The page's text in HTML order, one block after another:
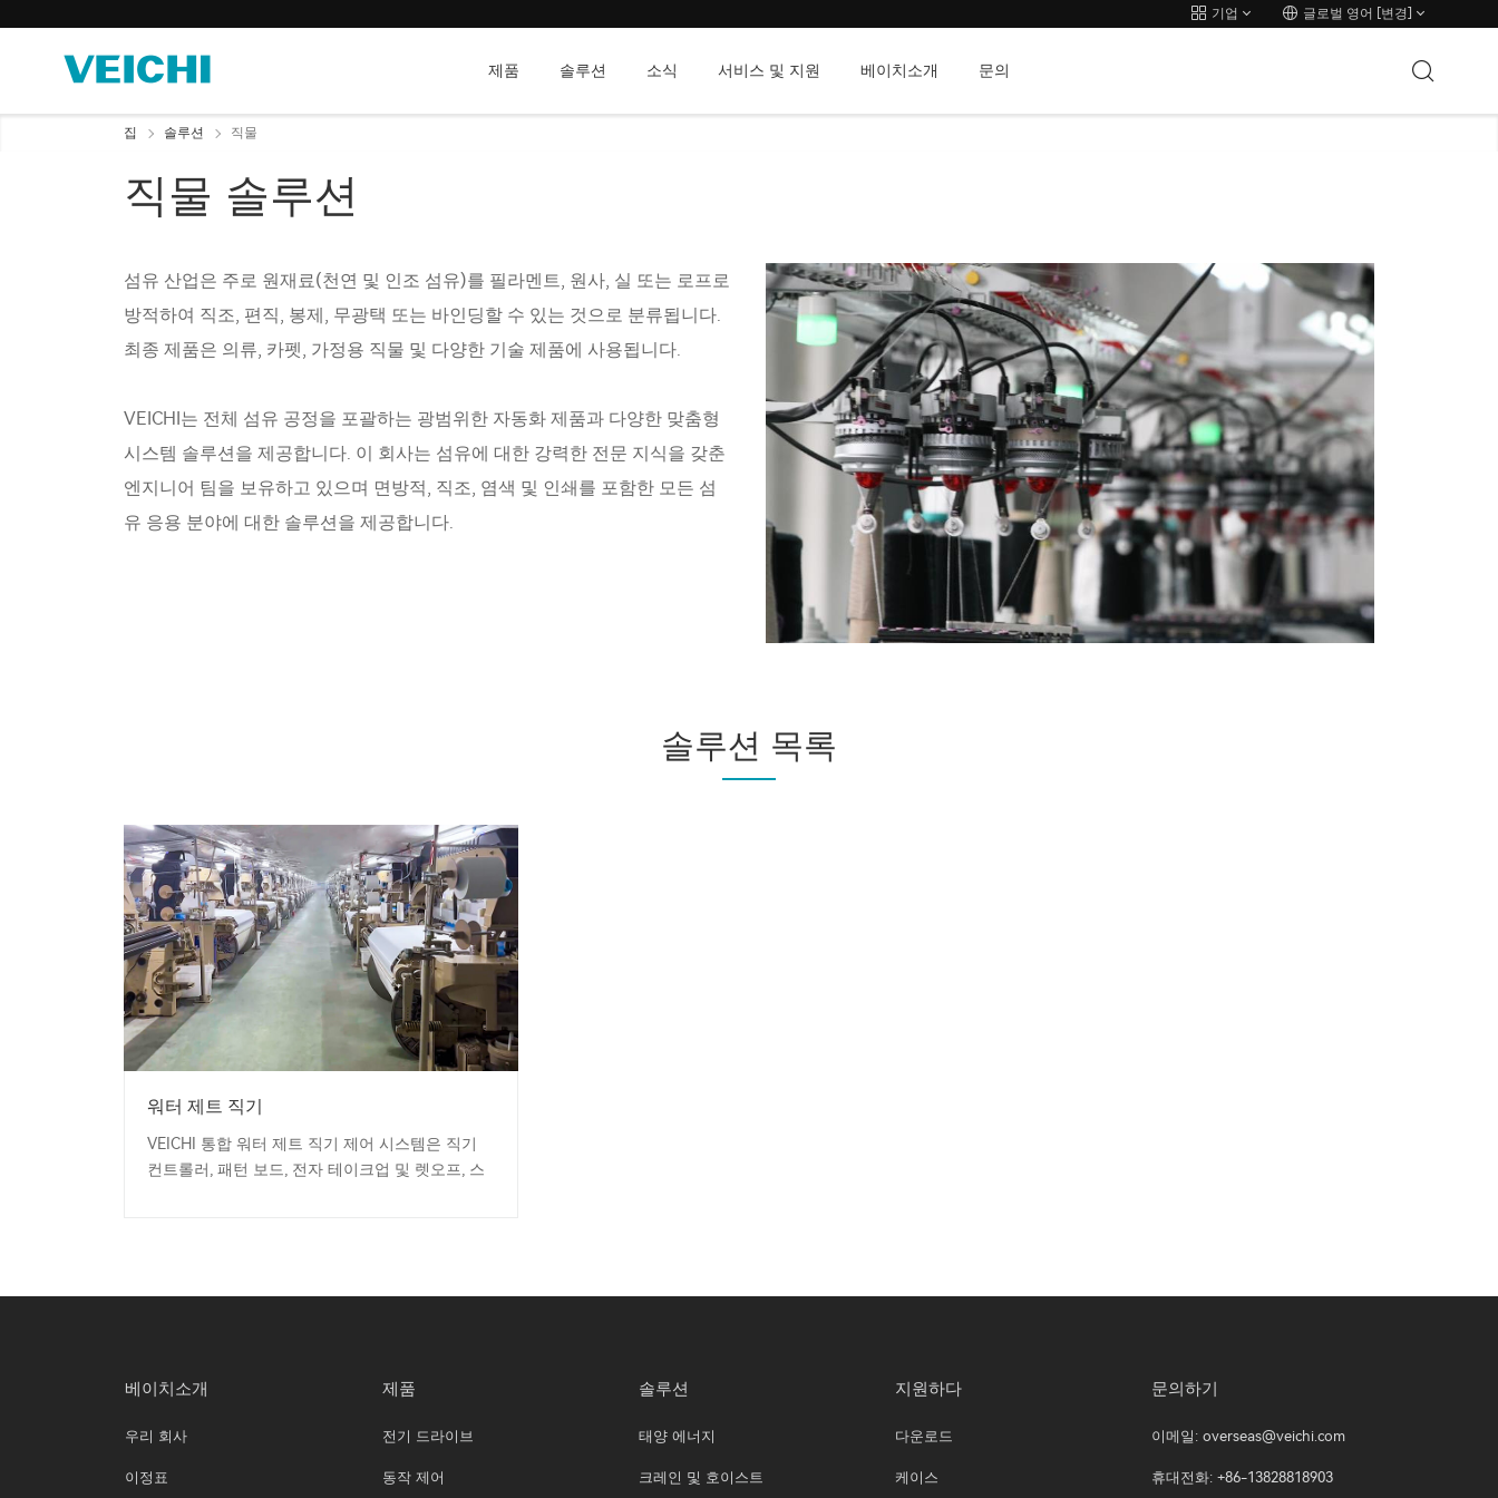
기업 글로벌 영어 [변경]
제품 솔루션 소식 서비스 및 지원 베이치소개 문의
집 솔루션 직물
직물 솔루션
섬유 산업은 주로 원재료(천연 및 인조 섬유)를 필라멘트, 원사, 실 또는 로프로
방적하여 직조, 편직, 봉제, 무광택 또는 바인딩할 수 있는 것으로 분류됩니다.
최종 제품은 의류, 카펫, 가정용 직물 및 다양한 기술 제품에 사용됩니다.
VEICHI는 전체 섬유 공정을 포괄하는 광범위한 자동화 제품과 다양한 맞춤형
시스템 솔루션을 제공합니다. 이 회사는 섬유에 대한 강력한 전문 지식을 갖춘
엔지니어 팀을 보유하고 있으며 면방적, 직조, 염색 및 인쇄를 포함한 모든 섬
유 응용 분야에 대한 솔루션을 제공합니다.
솔루션 목록
워터 제트 직기
VEICHI 통합 워터 제트 직기 제어 시스템은 직기
컨트롤러, 패턴 보드, 전자 테이크업 및 렛오프, 스
베이치소개
우리 회사
이정표
제품
전기 드라이브
동작 제어
솔루션
태양 에너지
크레인 및 호이스트
지원하다
다운로드
케이스
문의하기
이메일:overseas@veichi.com
휴대전화: +86-13828818903